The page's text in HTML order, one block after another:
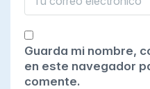
Guarda mi nombre,
en este navegador
comente.